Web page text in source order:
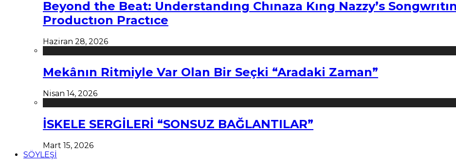
Beyond the Beat: Understandıng Chınaza Kıng Nazzy’s
Productıon Practıce
Haziran 28, 2026
Mekânın Ritmiyle Var Olan Bir Seçki “Aradaki Zaman”
Nisan 14, 2026
İSKELE SERGİLERİ “SONSUZ BAĞLANTILAR”
Mart 15, 2026
SÖYLEŞİ